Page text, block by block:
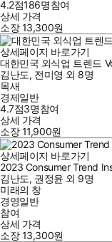
4.2점186명참여
상세 가격
소장13,300원
상세페이지 바로가기
대한민국 외식업 트렌드
김난도, 전미영 외 8명
목새
경제일반
4.7점3명참여
상세 가격
소장11,900원
상세페이지 바로가기
2023 Consumer Trend
김난도, 권정윤 외 9명
미래의 창
경영일반
참여
상세 가격
소장13,300원